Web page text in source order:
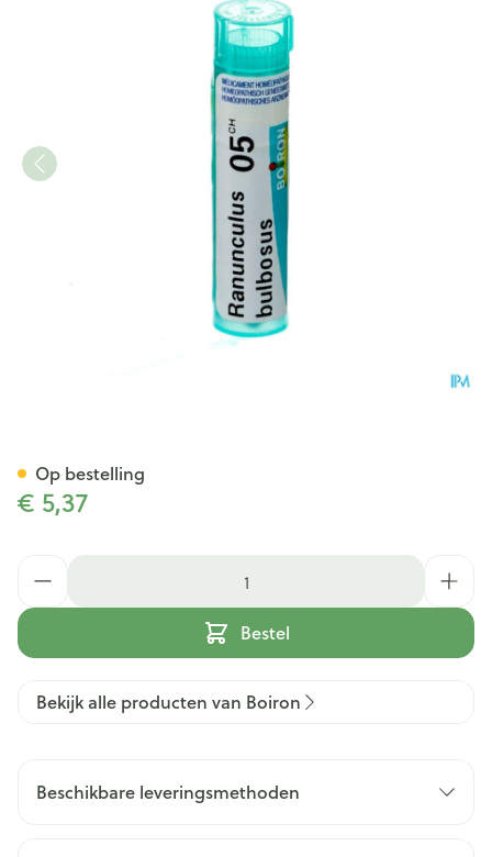
€ 5,37
Bestel
Op bestelling
Bekijk alle producten van Boiron
Beschikbare leveringsmethoden